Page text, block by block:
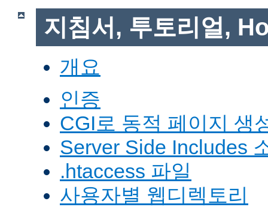
지침서, 투토리얼,
개요
인증
CGI로 동적 페이지 생
Server Side Includes
.htaccess 파일
사용자별 웹디렉토리